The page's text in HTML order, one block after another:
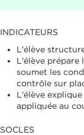
INDICATEURS
L'élève
L'élève prépare
soumet les
contrôle sur
L'élève
appliquée au
SOCLES